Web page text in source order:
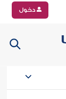
دخول